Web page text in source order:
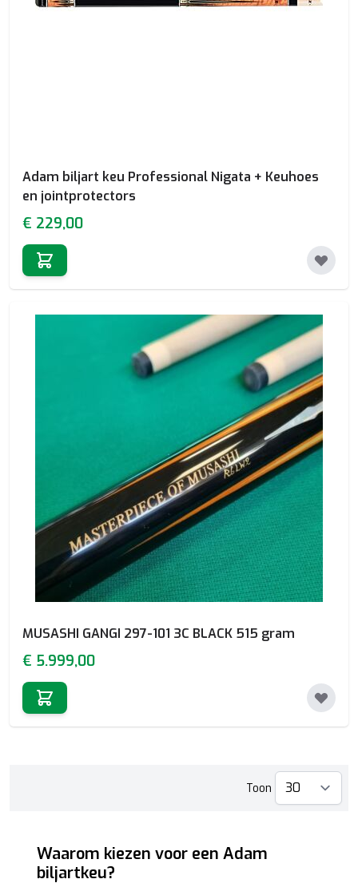
Adam biljart keu Professional Nigata + Keuhoes
en jointprotectors
€ 229,00
MUSASHI GANGI 297-101 3C BLACK 515 gram
€ 5.999,00
Toon
Waarom kiezen voor een Adam
biljartkeu?